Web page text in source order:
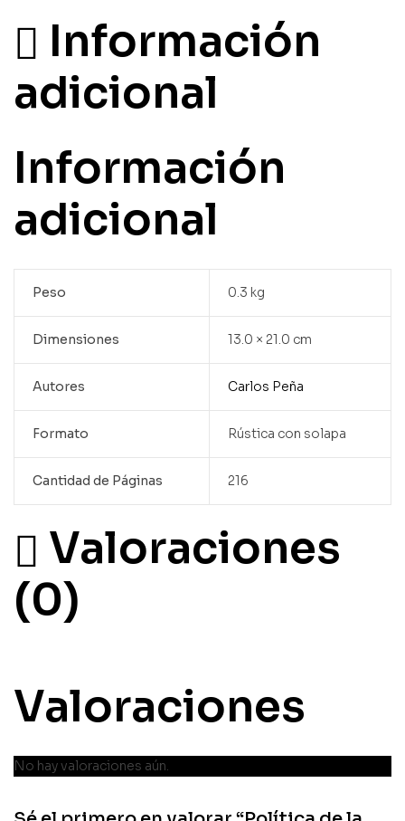
Información
adicional
Información
adicional
Peso 0.3 kg
Dimensiones 13.0 × 21.0 cm
Autores Carlos Peña
Formato Rústica con solapa
Cantidad de Páginas 216
Valoraciones
(0)
Valoraciones
No hay valoraciones aún.